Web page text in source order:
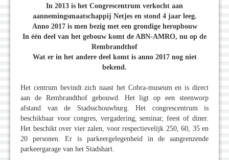
In 2013 is het Congrescentrum verkocht aan
aannemingsmaatschappij Netjes en stond 4 jaar leeg.
Anno 2017 is men bezig met een grondige heropbouw
In één deel van het gebouw komt de ABN-AMRO, nu op de
Rembrandthof
Wat er in het andere deel komt is anno 2017 nog niet
bekend.
Het centrum bevindt zich naast het Cobra-museum en is direct
aan de Rembrandthof gebouwd. Het ligt op een steenworp
afstand van de Stadsschouwburg. Het congrescentrum is
beschikbaar voor congres, vergadering, seminar, feest of diner.
Het beschikt over vier zalen, voor respectievelijk 250, 60, 35 en
20 personen. Er is parkeergelegenheid in de aangrenzende
parkeergarage van het Stadshart.